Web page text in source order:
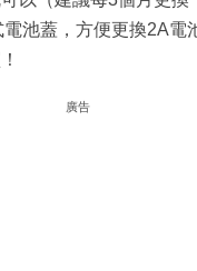
池蓋，方便更換2A電
廣告